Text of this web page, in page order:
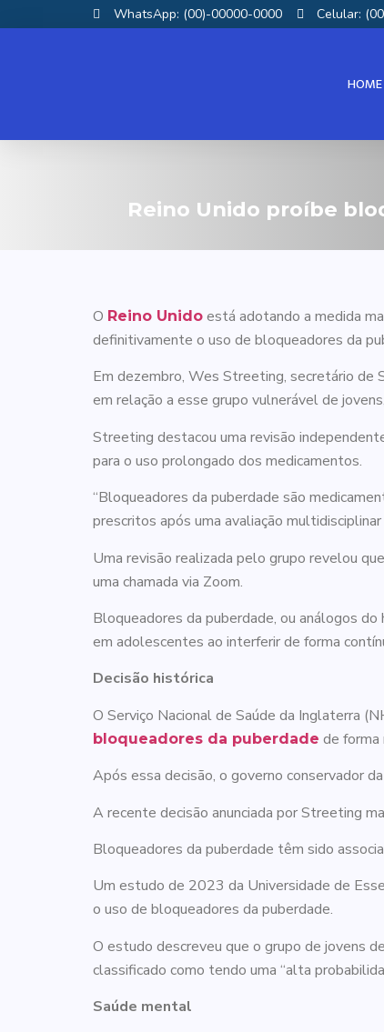
WhatsApp: (00)-00000-0000 Celular:
HOME
Reino Unido proíbe
O Reino Unido está adotando a medida
definitivamente o uso de bloqueadores da
Em dezembro, Wes Streeting, secretário de
em relação a esse grupo vulnerável de
Streeting destacou uma revisão
para o uso prolongado dos medicamentos.
“Bloqueadores da puberdade são
prescritos após uma avaliação
Uma revisão realizada pelo grupo revelou
uma chamada via Zoom.
Bloqueadores da puberdade, ou análogos
em adolescentes ao interferir de forma
Decisão histórica
O Serviço Nacional de Saúde da Inglaterra
bloqueadores da puberdade de forma
Após essa decisão, o governo conservador
A recente decisão anunciada por Streeting
Bloqueadores da puberdade têm sido
Um estudo de 2023 da Universidade de
o uso de bloqueadores da puberdade.
O estudo descreveu que o grupo de jovens
classificado como tendo uma “alta
Saúde mental